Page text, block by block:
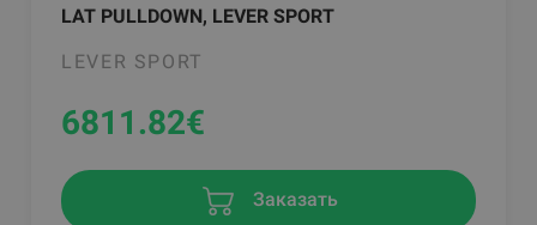
LAT PULLDOWN, LEVER SPORT
LEVER SPORT
6811.82€
Заказать